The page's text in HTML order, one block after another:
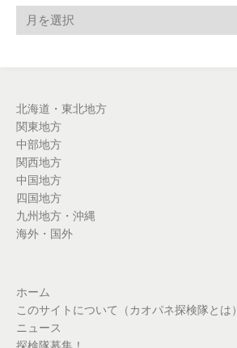
北海道・東北地方
関東地方
中部地方
関西地方
中国地方
四国地方
九州地方・沖縄
海外・国外
ホーム
このサイトについて（カオパネ探検隊とは）
ニュース